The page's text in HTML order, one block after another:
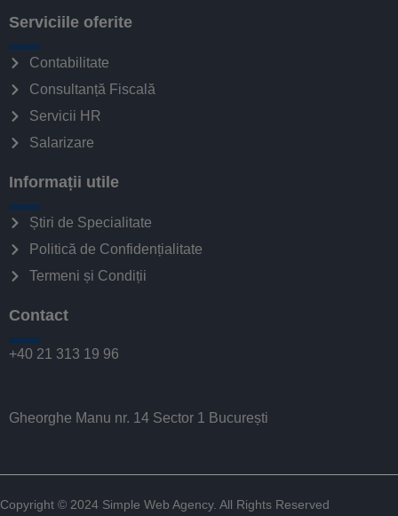
Serviciile oferite
Contabilitate
Consultanță Fiscală
Servicii HR
Salarizare
Informații utile
Știri de Specialitate
Politică de Confidențialitate
Termeni și Condiții
Contact
+40 21 313 19 96
Gheorghe Manu nr. 14 Sector 1 București
Copyright © 2024 Simple Web Agency. All Rights Reserved